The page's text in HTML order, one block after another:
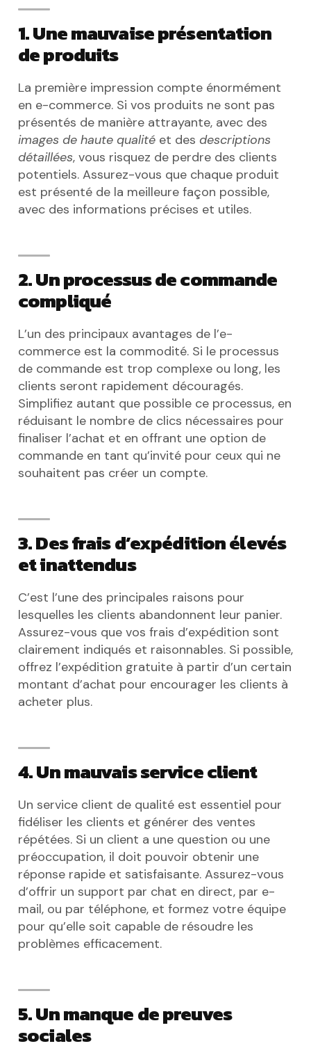
1. Une mauvaise présentation
de produits
La première impression compte énormément
en e-commerce. Si vos produits ne sont pas
présentés de manière attrayante, avec des
images de haute qualité et des descriptions
détaillées, vous risquez de perdre des clients
potentiels. Assurez-vous que chaque produit
est présenté de la meilleure façon possible,
avec des informations précises et utiles.
2. Un processus de commande
compliqué
L’un des principaux avantages de l’e-
commerce est la commodité. Si le processus
de commande est trop complexe ou long, les
clients seront rapidement découragés.
Simplifiez autant que possible ce processus, en
réduisant le nombre de clics nécessaires pour
finaliser l’achat et en offrant une option de
commande en tant qu’invité pour ceux qui ne
souhaitent pas créer un compte.
3. Des frais d’expédition élevés
et inattendus
C’est l’une des principales raisons pour
lesquelles les clients abandonnent leur panier.
Assurez-vous que vos frais d’expédition sont
clairement indiqués et raisonnables. Si possible,
offrez l’expédition gratuite à partir d’un certain
montant d’achat pour encourager les clients à
acheter plus.
4. Un mauvais service client
Un service client de qualité est essentiel pour
fidéliser les clients et générer des ventes
répétées. Si un client a une question ou une
préoccupation, il doit pouvoir obtenir une
réponse rapide et satisfaisante. Assurez-vous
d’offrir un support par chat en direct, par e-
mail, ou par téléphone, et formez votre équipe
pour qu’elle soit capable de résoudre les
problèmes efficacement.
5. Un manque de preuves
sociales